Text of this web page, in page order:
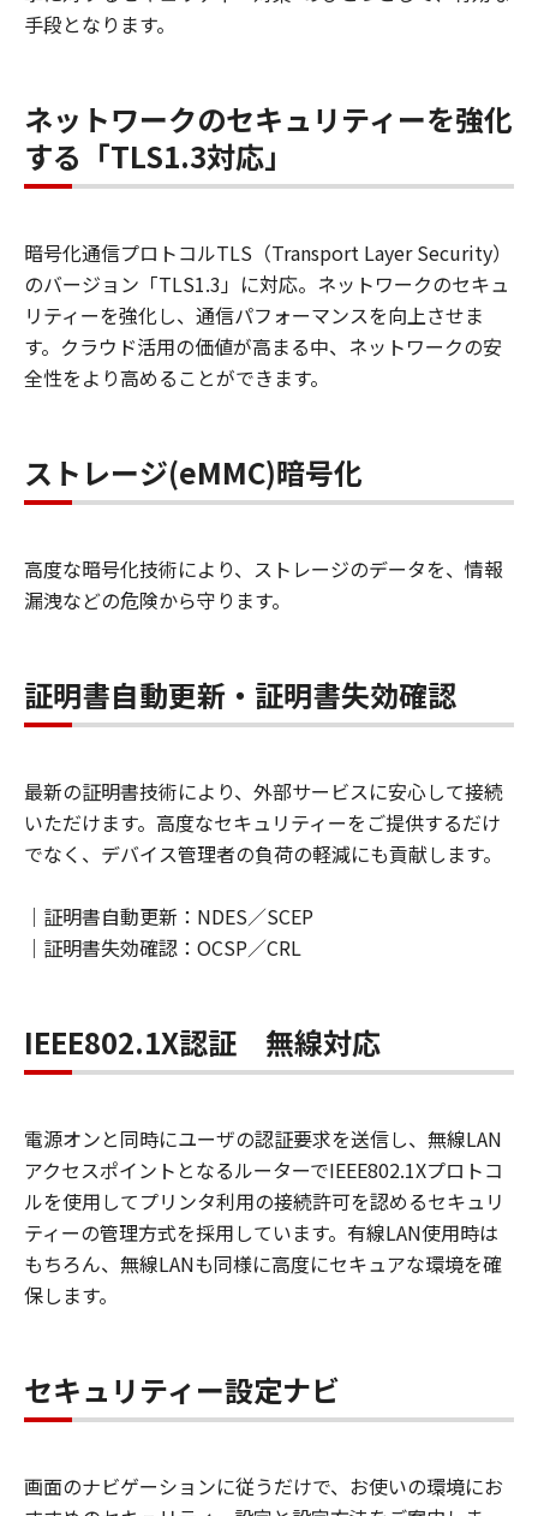
手段となります。
ネットワークのセキュリティーを強化
する「TLS1.3対応」
暗号化通信プロトコルTLS（Transport Layer Security）
のバージョン「TLS1.3」に対応。ネットワークのセキュ
リティーを強化し、通信パフォーマンスを向上させま
す。クラウド活用の価値が高まる中、ネットワークの安
全性をより高めることができます。
ストレージ(eMMC)暗号化
高度な暗号化技術により、ストレージのデータを、情報
漏洩などの危険から守ります。
証明書自動更新・証明書失効確認
最新の証明書技術により、外部サービスに安心して接続
いただけます。高度なセキュリティーをご提供するだけ
でなく、デバイス管理者の負荷の軽減にも貢献します。
｜証明書自動更新：NDES／SCEP
｜証明書失効確認：OCSP／CRL
IEEE802.1X認証 無線対応
電源オンと同時にユーザの認証要求を送信し、無線LAN
アクセスポイントとなるルーターでIEEE802.1Xプロトコ
ルを使用してプリンタ利用の接続許可を認めるセキュリ
ティーの管理方式を採用しています。有線LAN使用時は
もちろん、無線LANも同様に高度にセキュアな環境を確
保します。
セキュリティー設定ナビ
画面のナビゲーションに従うだけで、お使いの環境にお